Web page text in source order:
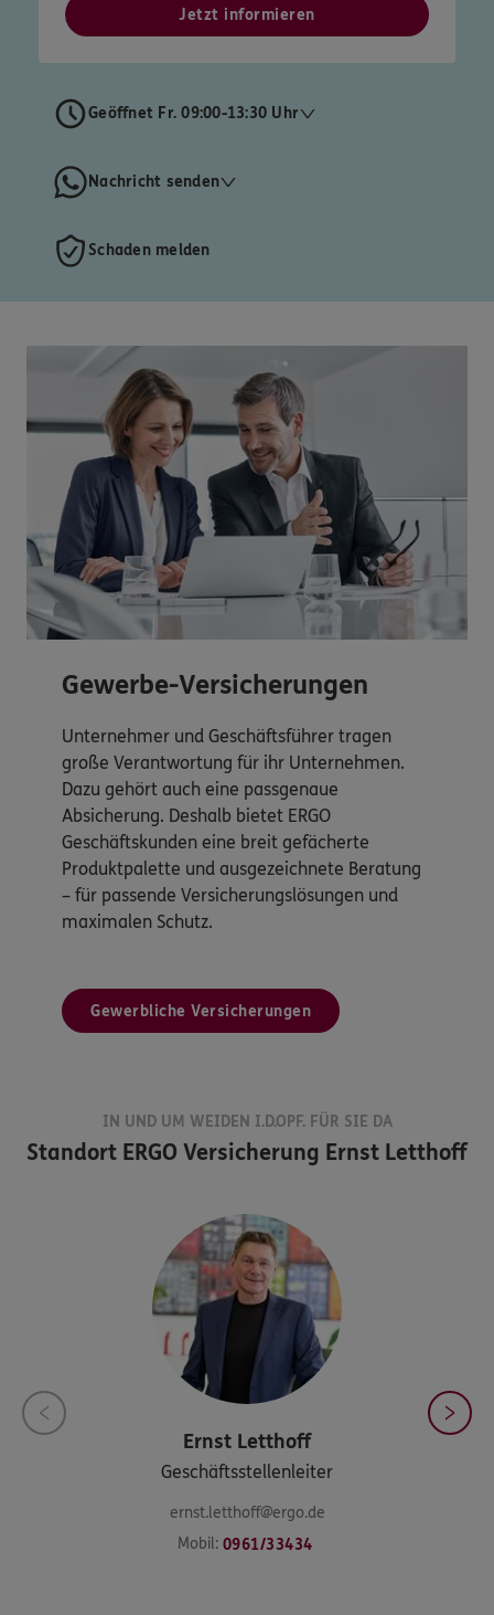
Jetzt informieren
Geöffnet Fr. 09:00-13:30 Uhr
Nachricht senden
Schaden melden
Gewerbe-Versicherungen
Unternehmer und Geschäftsführer tragen
große Verantwortung für ihr Unternehmen.
Dazu gehört auch eine passgenaue
Absicherung. Deshalb bietet ERGO
Geschäftskunden eine breit gefächerte
Produktpalette und ausgezeichnete Beratung
– für passende Versicherungslösungen und
maximalen Schutz.
Gewerbliche Versicherungen
IN UND UM WEIDEN I.D.OPF. FÜR SIE DA
Standort ERGO Versicherung Ernst Letthoff
Ernst Letthoff
Geschäftsstellenleiter
ernst.letthoff@ergo.de
Mobil: 0961/33434